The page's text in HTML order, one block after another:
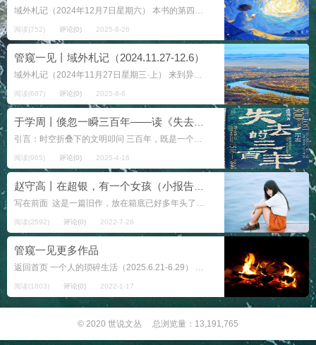
域外札记（2024年12月7日星期六） 本书的第四小章节的题目是：金娃。巴音暴死街头最后是警察帮助收的尸，王春申的妻子吴芬落了几滴泪，派人送去了一套寿衣，这就算过去了。 没想到的是，没过几天吴芬开始发烧咳嗽，而且...
阅读(752) 评论(0) 2025-8-26
管窥一见丨域外札记（2024.11.27-12.6）
域外札记（2024年11月27日星期三·上） 来到异乡女儿家不到十天，收获最大的是看完了作家迟子建的长篇小说《烟火漫卷》，按照来时自己的想法完成了任务。 从去年来女儿这里，自己写了几十万字的《异乡日子》，家里面掌柜的不...
阅读(687) 评论(0) 2025-8-6
引言：时空折叠下的文明叩问 三百年，既是一个王朝从崛起到衰败的周期，也是文明基因沉淀与制度惰性博弈的缩影。《失去的三百年》以1516年地理大发现至1840年鸦片战争为轴，将中国置于全球化初期的浪潮...
阅读(965) 评论(0) 2025-4-16
写在前面 这是一篇旧作，放在箱底已好多年头了。之所以又翻出它来，是因为不久前，我在一个超市里又见到了文中的主人公。她胖了，白了，脸上洋溢着笑容。我不知这笑是发自她的心底，是超市职业的要求，还是她性格的改变。...
阅读(2592) 评论(0) 2022-7-26
管窥一见更多作品
返回首页 一个人的琐碎生活（2025.6.21-6.29） 域外札记（2025.5.11-5.23） 域外札记（2025.4.29-5.10） 域外札记（2025.4.13...
阅读(1803) 评论(0) 2022-1-17
© 2020 世说文丛 总浏览量：13,191,765